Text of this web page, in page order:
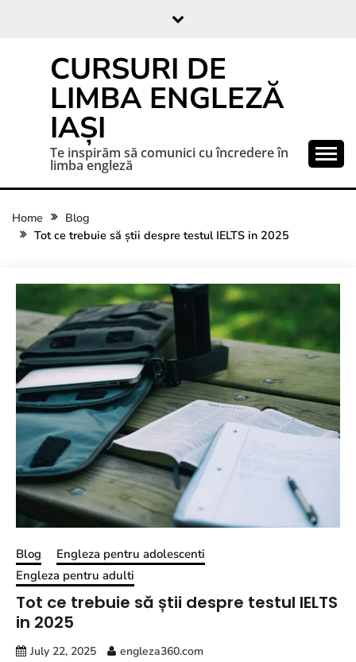
CURSURI DE
LIMBA ENGLEZĂ
IAȘI
Te inspirăm să comunici cu încredere în
limba engleză
Home
Blog
Tot ce trebuie să știi despre testul IELTS in 2025
Blog
Engleza pentru adolescenti
Engleza pentru adulti
Tot ce trebuie să știi despre testul IELTS
in 2025
July 22, 2025 engleza360.com